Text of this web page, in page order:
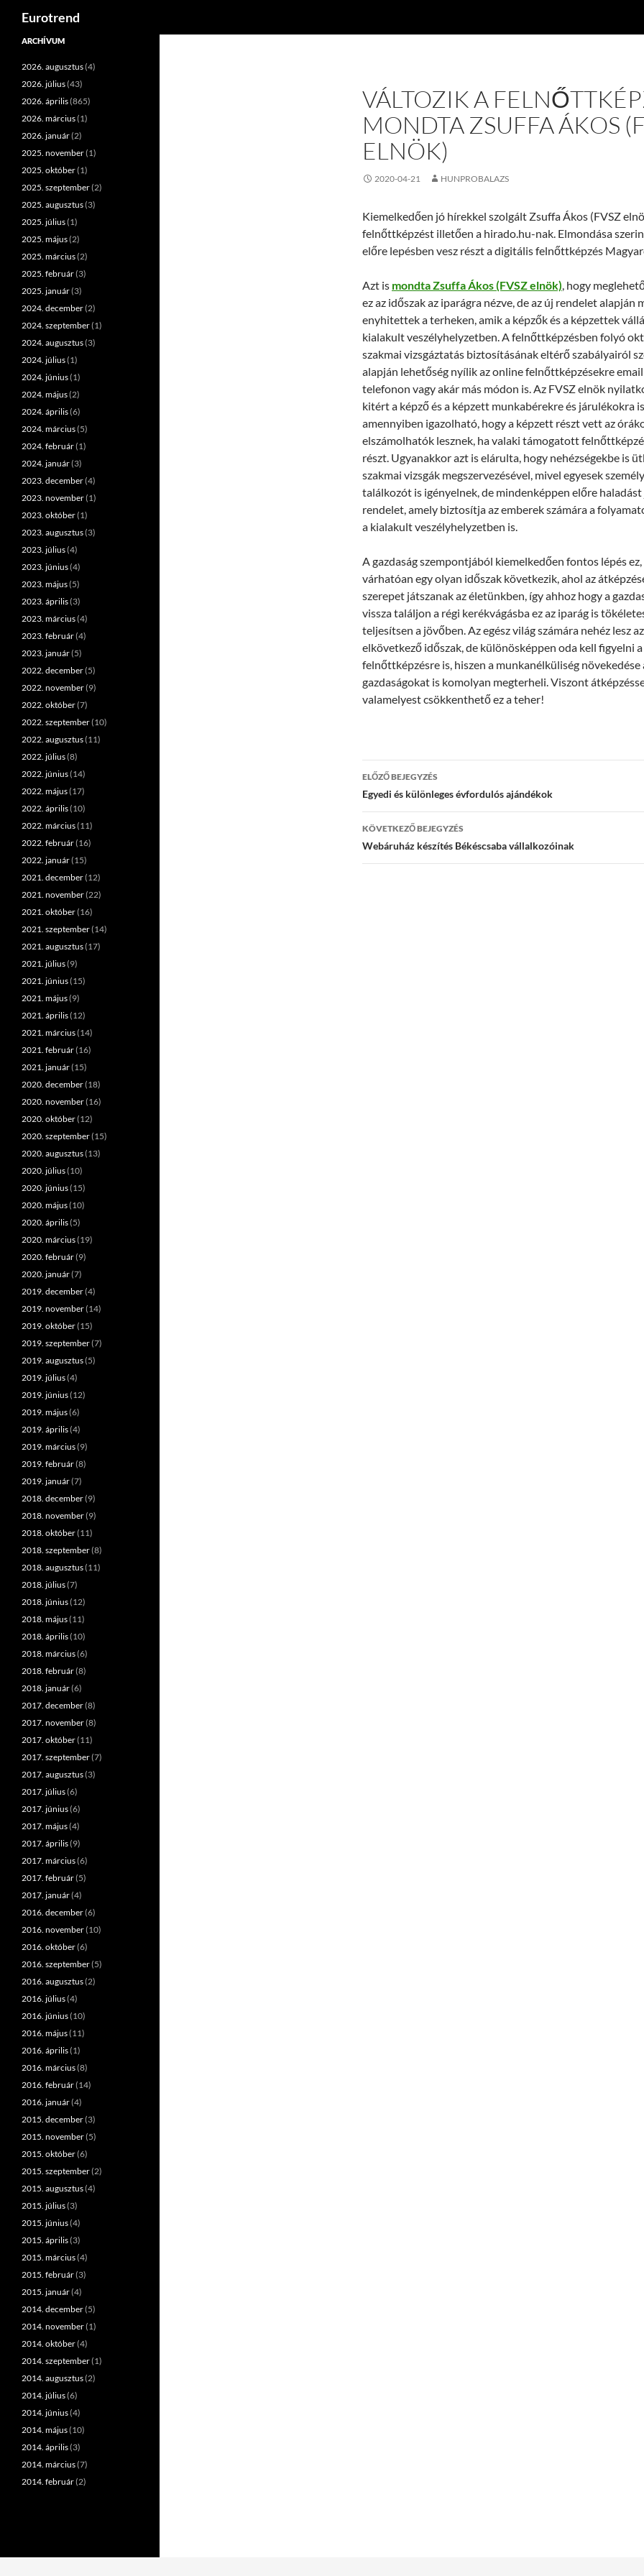
Kilépés
Eurotrend
VÁLTOZIK A
MONDTA ZSUFFA ÁKOS
ELNÖK)
2020-04-21 HUNPROBALAZS
Kiemelkedően jó hírekkel szolgált Zsuffa Ákos (FVSZ
felnőttképzést illetően a hirado.hu-nak. Elmondása
előre lepésben vesz részt a digitális felnőttképzés
Azt is mondta Zsuffa Ákos (FVSZ elnök), hogy
ez az időszak az iparágra nézve, de az új rendelet alapján
enyhitettek a terheken, amik a képzők és a képzettek
kialakult veszélyhelyzetben. A felnőttképzésben folyó
szakmai vizsgáztatás biztosításának eltérő szabályairól
alapján lehetőség nyílik az online felnőttképzésekre
telefonon vagy akár más módon is. Az FVSZ elnök
kitért a képző és a képzett munkabérekre és járulékokra
amennyiben igazolható, hogy a képzett részt vett az
elszámolhatók lesznek, ha valaki támogatott
részt. Ugyanakkor azt is elárulta, hogy nehézségekbe is
szakmai vizsgák megszervezésével, mivel egyesek
találkozót is igényelnek, de mindenképpen előre
rendelet, amely biztosítja az emberek számára a
a kialakult veszélyhelyzetben is.
A gazdaság szempontjából kiemelkedően fontos lépés
várhatóan egy olyan időszak következik, ahol az
szerepet játszanak az életünkben, így ahhoz hogy a
vissza találjon a régi kerékvágásba ez az iparág is
teljesítsen a jövőben. Az egész világ számára nehéz lesz az
elkövetkező időszak, de különösképpen oda kell figyelni a
felnőttképzésre is, hiszen a munkanélküliség növekedése
gazdaságokat is komolyan megterheli. Viszont
valamelyest csökkenthető ez a teher!
Bejegyzés
navigáció
ELŐZŐ BEJEGYZÉS
Egyedi és különleges évfordulós ajándékok
KÖVETKEZŐ BEJEGYZÉS
Webáruház készítés Békéscsaba vállalkozóinak
ARCHÍVUM
2026. augusztus(4)
2026. július(43)
2026. április(865)
2026. március(1)
2026. január(2)
2025. november(1)
2025. október(1)
2025. szeptember(2)
2025. augusztus(3)
2025. július(1)
2025. május(2)
2025. március(2)
2025. február(3)
2025. január(3)
2024. december(2)
2024. szeptember(1)
2024. augusztus(3)
2024. július(1)
2024. június(1)
2024. május(2)
2024. április(6)
2024. március(5)
2024. február(1)
2024. január(3)
2023. december(4)
2023. november(1)
2023. október(1)
2023. augusztus(3)
2023. július(4)
2023. június(4)
2023. május(5)
2023. április(3)
2023. március(4)
2023. február(4)
2023. január(5)
2022. december(5)
2022. november(9)
2022. október(7)
2022. szeptember(10)
2022. augusztus(11)
2022. július(8)
2022. június(14)
2022. május(17)
2022. április(10)
2022. március(11)
2022. február(16)
2022. január(15)
2021. december(12)
2021. november(22)
2021. október(16)
2021. szeptember(14)
2021. augusztus(17)
2021. július(9)
2021. június(15)
2021. május(9)
2021. április(12)
2021. március(14)
2021. február(16)
2021. január(15)
2020. december(18)
2020. november(16)
2020. október(12)
2020. szeptember(15)
2020. augusztus(13)
2020. július(10)
2020. június(15)
2020. május(10)
2020. április(5)
2020. március(19)
2020. február(9)
2020. január(7)
2019. december(4)
2019. november(14)
2019. október(15)
2019. szeptember(7)
2019. augusztus(5)
2019. július(4)
2019. június(12)
2019. május(6)
2019. április(4)
2019. március(9)
2019. február(8)
2019. január(7)
2018. december(9)
2018. november(9)
2018. október(11)
2018. szeptember(8)
2018. augusztus(11)
2018. július(7)
2018. június(12)
2018. május(11)
2018. április(10)
2018. március(6)
2018. február(8)
2018. január(6)
2017. december(8)
2017. november(8)
2017. október(11)
2017. szeptember(7)
2017. augusztus(3)
2017. július(6)
2017. június(6)
2017. május(4)
2017. április(9)
2017. március(6)
2017. február(5)
2017. január(4)
2016. december(6)
2016. november(10)
2016. október(6)
2016. szeptember(5)
2016. augusztus(2)
2016. július(4)
2016. június(10)
2016. május(11)
2016. április(1)
2016. március(8)
2016. február(14)
2016. január(4)
2015. december(3)
2015. november(5)
2015. október(6)
2015. szeptember(2)
2015. augusztus(4)
2015. július(3)
2015. június(4)
2015. április(3)
2015. március(4)
2015. február(3)
2015. január(4)
2014. december(5)
2014. november(1)
2014. október(4)
2014. szeptember(1)
2014. augusztus(2)
2014. július(6)
2014. június(4)
2014. május(10)
2014. április(3)
2014. március(7)
2014. február(2)